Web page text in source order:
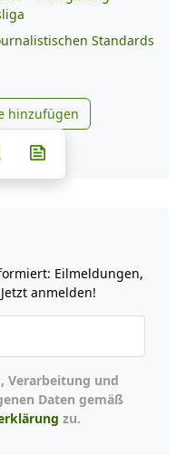
Standards
zu Google
hinzufügen
auf Whatsapp
Teilen auf Telegram
teilen
Post auf X
Eilmeldungen,
anmelden!
Daten gemäß
zu.